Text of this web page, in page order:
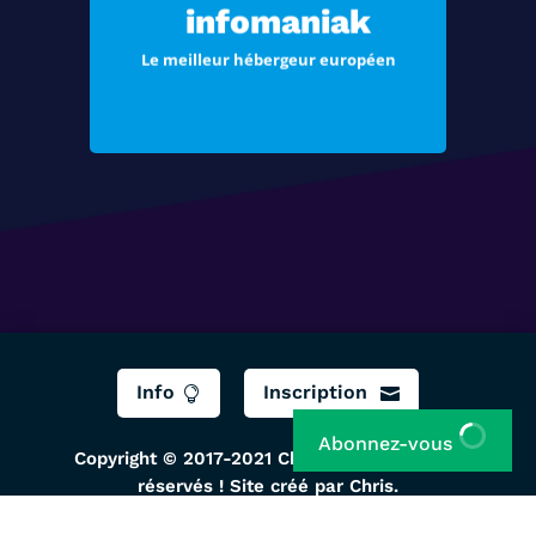
infomaniak
Le meilleur hébergeur européen
hébergement pour vos sites Web et
vos e-mails
Info  Inscription 
Copyright © 2017-2021 ChrisTec, Tous droits
réservés ! Site créé par Chris.
Abonnez-vous